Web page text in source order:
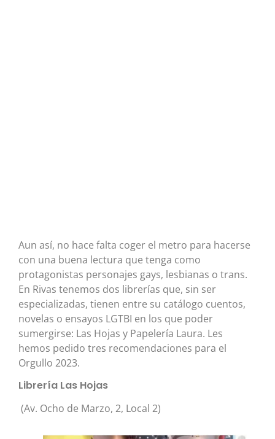
Aun así, no hace falta coger el metro para hacerse
con una buena lectura que tenga como
protagonistas personajes gays, lesbianas o trans.
En Rivas tenemos dos librerías que, sin ser
especializadas, tienen entre su catálogo cuentos,
novelas o ensayos LGTBI en los que poder
sumergirse: Las Hojas y Papelería Laura. Les
hemos pedido tres recomendaciones para el
Orgullo 2023.
Librería Las Hojas
(Av. Ocho de Marzo, 2, Local 2)